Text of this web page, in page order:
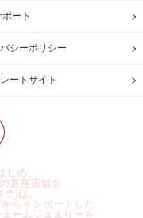
ート
シーポリシー
ートサイト
め、
直営店舗を
)は、
らインポートした
ームジュエリーを